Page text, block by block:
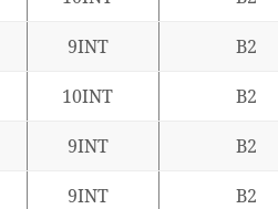
9INT B2
10INT B2
9INT B2
9INT B2